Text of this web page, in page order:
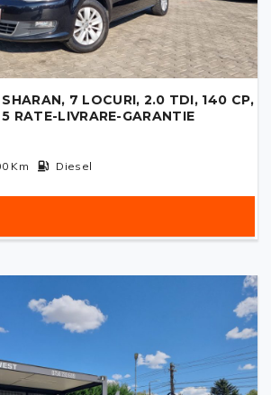
7 LOCURI, 2.0 TDI, 140 CP,
RATE-LIVRARE-GARANTIE
Km Diesel